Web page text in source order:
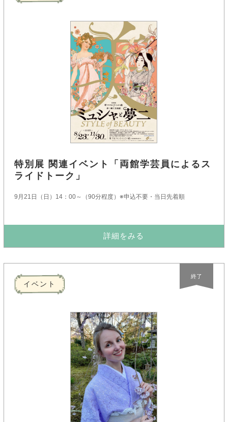
特別展 関連イベント「両館学芸員によるス
ライドトーク」
9月21日（日）14：00～（90分程度）※申込不要・当日先着順
詳細をみる
イベント
終了